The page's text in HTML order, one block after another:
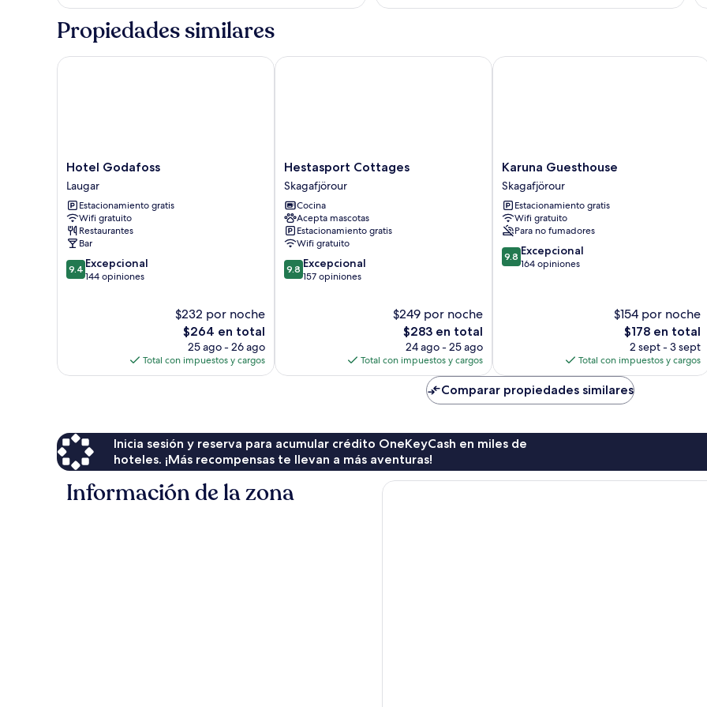
estándar
matrimonial
con
o
Propiedades similares
Hotel
Godafoss
Laugar
Hotel Godafoss
Laugar
Estacionamiento gratis
Wifi gratuito
Restaurantes
Bar
9.4
de
9.4 Excepcional
144 opiniones
$232 por noche
El
precio
actual
es
$264 en total
25 ago - 26 ago
Total con impuestos y cargos
Hotel Godafoss
Hestasport
Cottages
Skagafjörour
Hestasport Cottages
Skagafjörour
Cocina
Acepta mascotas
Estacionamiento gratis
Wifi gratuito
9.8
de
9.8 Excepcional
157 opiniones
$249 por noche
El
precio
actual
es
$283 en total
24 ago - 25 ago
Total con impuestos y cargos
Hestasport Cottages
Karuna
Guesthouse
Skagafjörour
Karuna Guesthouse
Skagafjörour
Estacionamiento gratis
Wifi gratuito
Para no fumadores
9.8
de
9.8 Excepcional
164 opiniones
$154 por noche
El
precio
actual
es
de
$178
$178 en total
2 sept - 3 sept
Total con impuestos y cargos
Karuna Guesthouse
Comparar propiedades similares
Inicia sesión y reserva para acumular crédito OneKeyCash en miles de
hoteles. ¡Más recompensas te llevan a más aventuras!
Información de la zona